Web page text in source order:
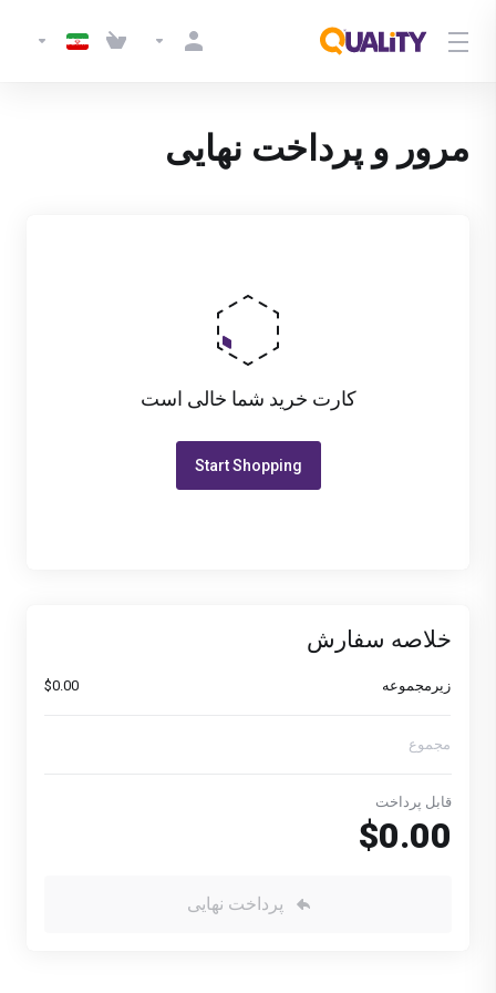
مرور و پرداخت نهایی
کارت خرید شما خالی است
Start Shopping
خلاصه سفارش
زیرمجموعه $0.00
مجموع
قابل پرداخت
$0.00
پرداخت نهایی